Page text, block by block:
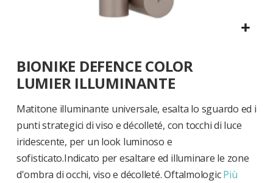
all'inizio
della
galleria
di
immagini
BIONIKE DEFENCE COLOR
LUMIER ILLUMINANTE
Matitone illuminante universale, esalta lo sguardo ed i
punti strategici di viso e décolleté, con tocchi di luce
iridescente, per un look luminoso e
sofisticato.Indicato per esaltare ed illuminare le zone
d'ombra di occhi, viso e décolleté. Oftalmologic Più